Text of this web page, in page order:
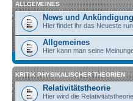
ALLGEMEINES
News und
Hier findet ihr das Neueste
Allgemeines
Hier kann man seine
KRITIK PHYSIKALISCHER THEORIEN
Relativitätstheorie
Hier wird die